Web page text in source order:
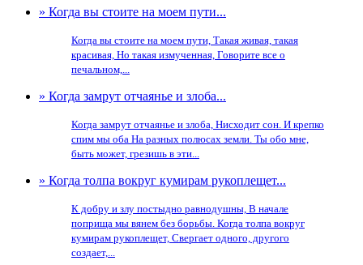
» Когда вы стоите на моем пути...
Когда вы стоите на моем пути, Такая живая, такая
красивая, Но такая измученная, Говорите все о
печальном,...
» Когда замрут отчаянье и злоба...
Когда замрут отчаянье и злоба, Нисходит сон. И крепко
спим мы оба На разных полюсах земли. Ты обо мне,
быть может, грезишь в эти...
» Когда толпа вокруг кумирам рукоплещет...
К добру и злу постыдно равнодушны, В начале
поприща мы вянем без борьбы. Когда толпа вокруг
кумирам рукоплещет, Свергает одного, другого
создает,...